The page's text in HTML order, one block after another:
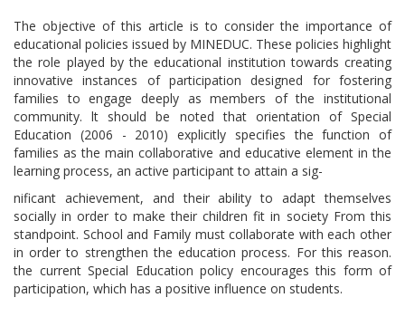
The objective of this article is to consider the importance of
educational policies issued by MINEDUC. These policies highlight
the role played by the educational institution towards creating
innovative instances of participation designed for fostering
families to engage deeply as members of the institutional
community. lt should be noted that orientation of Special
Education (2006 - 2010) explicitly specifies the function of
families as the main collaborative and educative element in the
learning process, an active participant to attain a sig-
nificant achievement, and their ability to adapt themselves
socially in order to make their children fit in society From this
standpoint. School and Family must collaborate with each other
in order to strengthen the education process. For this reason.
the current Special Education policy encourages this form of
participation, which has a positive influence on students.